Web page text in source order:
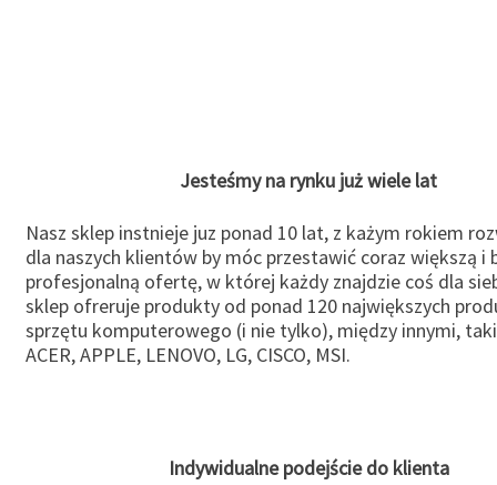
Jesteśmy na rynku już wiele lat
Nasz sklep instnieje juz ponad 10 lat, z każym rokiem
dla naszych klientów by móc przestawić coraz większą i
profesjonalną ofertę, w której każdy znajdzie coś dla
sklep ofreruje produkty od ponad 120 największych
sprzętu komputerowego (i nie tylko), między innymi,
ACER, APPLE, LENOVO, LG, CISCO, MSI.
Indywidualne podejście do klienta